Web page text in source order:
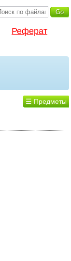
Реферат
☰ Предметы